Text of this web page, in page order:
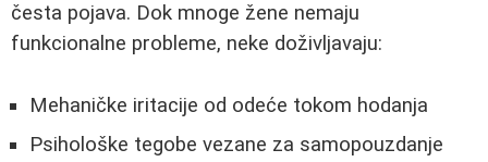
česta pojava. Dok mnoge žene nemaju
funkcionalne probleme, neke doživljavaju:
Mehaničke iritacije od odeće tokom hodanja
Psihološke tegobe vezane za samopouzdanje